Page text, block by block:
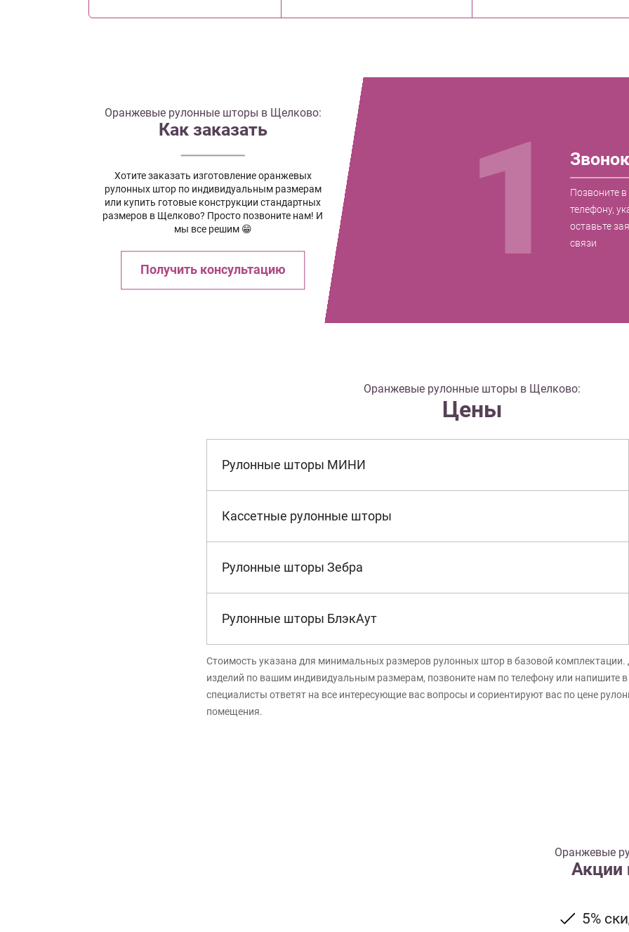
Оранжевые рулонные шторы в Щелково:
Как заказать
Хотите заказать изготовление оранжевых
рулонных штор по индивидуальным размерам
или купить готовые конструкции стандартных
размеров в Щелково? Просто позвоните нам! И
мы все решим 😁
Получить консультацию 1 Звонок
Позвоните
телефону,
оставьте
связи
Оранжевые рулонные шторы в Щелково:
Цены
Рулонные шторы МИНИ
Кассетные рулонные шторы
Рулонные шторы Зебра
Рулонные шторы БлэкАут
Стоимость указана для минимальных размеров рулонных штор в базовой комплектации.
изделий по вашим индивидуальным размерам, позвоните нам по телефону или напишите
специалисты ответят на все интересующие вас вопросы и сориентируют вас по цене
помещения.
Оранжевые
Акции
5%